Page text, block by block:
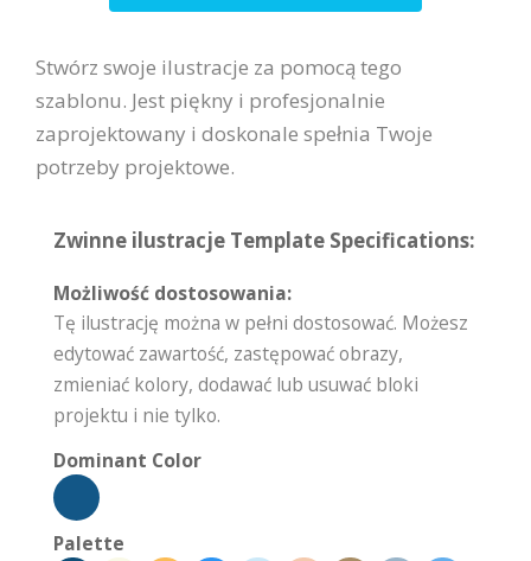
Stwórz swoje ilustracje za pomocą tego
szablonu. Jest piękny i profesjonalnie
zaprojektowany i doskonale spełnia Twoje
potrzeby projektowe.
Zwinne ilustracje Template Specifications:
Możliwość dostosowania:
Tę ilustrację można w pełni dostosować. Możesz
edytować zawartość, zastępować obrazy,
zmieniać kolory, dodawać lub usuwać bloki
projektu i nie tylko.
Dominant Color
Palette